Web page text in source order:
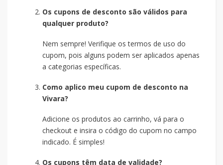
Os cupons de desconto são válidos para
qualquer produto?
Nem sempre! Verifique os termos de uso do
cupom, pois alguns podem ser aplicados apenas
a categorias específicas.
Como aplico meu cupom de desconto na
Vivara?
Adicione os produtos ao carrinho, vá para o
checkout e insira o código do cupom no campo
indicado. É simples!
Os cupons têm data de validade?